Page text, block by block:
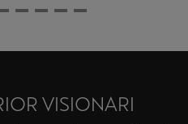
VISIONARI